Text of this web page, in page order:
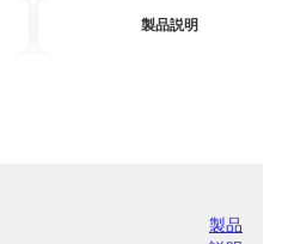
製品説明
製品